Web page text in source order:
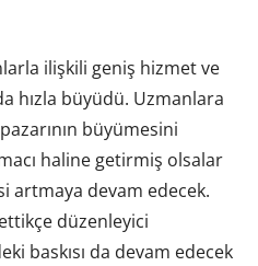
ilişkili geniş hizmet ve
hızla büyüdü. Uzmanlara
büyümesini
haline getirmiş olsalar
artmaya devam edecek.
düzenleyici
baskısı da devam edecek